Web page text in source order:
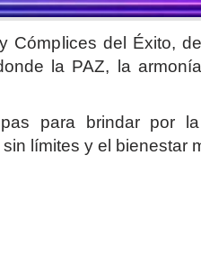
Cómplices del Éxito,
la PAZ, la
para brindar por
límites y el bienestar